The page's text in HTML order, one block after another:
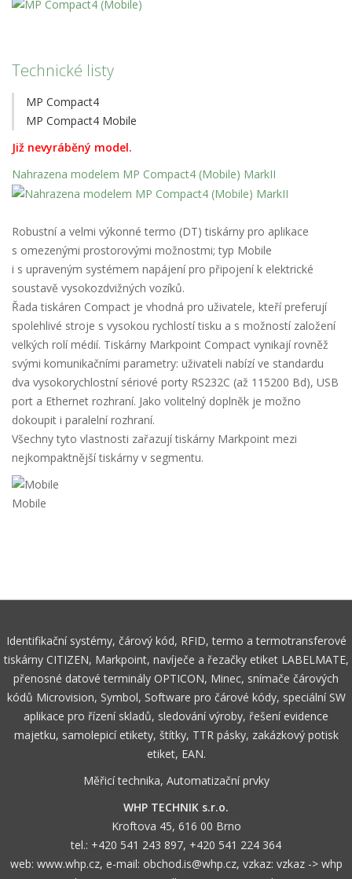
Technické listy
MP Compact4
MP Compact4 Mobile
Již nevyráběný model.
Nahrazena modelem MP Compact4 (Mobile) MarkII
Robustní a velmi výkonné termo (DT) tiskárny pro aplikace
s omezenými prostorovými možnostmi; typ Mobile
i s upraveným systémem napájení pro připojení k elektrické
soustavě vysokozdvižných vozíků.
Řada tiskáren Compact je vhodná pro uživatele, kteří preferují
spolehlivé stroje s vysokou rychlostí tisku a s možností založení
velkých rolí médií. Tiskárny Markpoint Compact vynikají rovněž
svými komunikačními parametry: uživateli nabízí ve standardu
dva vysokorychlostní sériové porty RS232C (až 115200 Bd), USB
port a Ethernet rozhraní. Jako volitelný doplněk je možno
dokoupit i paralelní rozhraní.
Všechny tyto vlastnosti zařazují tiskárny Markpoint mezi
nejkompaktnější tiskárny v segmentu.
Mobile
Identifikační systémy, čárový kód, RFID, termo a termotransferové
tiskárny CITIZEN, Markpoint, navíječe a řezačky etiket LABELMATE,
přenosné datové terminály OPTICON, Minec, snímače čárových
kódů Microvision, Symbol, Software pro čárové kódy, speciální SW
aplikace pro řízení skladů, sledování výroby, řešení evidence
majetku, samolepicí etikety, štítky, TTR pásky, zakázkový potisk
etiket, EAN.
Měřicí technika, Automatizační prvky
WHP TECHNIK s.r.o.
Kroftova 45, 616 00 Brno
tel.: +420 541 243 897, +420 541 224 364
web: www.whp.cz, e-mail: obchod.is@whp.cz, vzkaz: vzkaz -> whp